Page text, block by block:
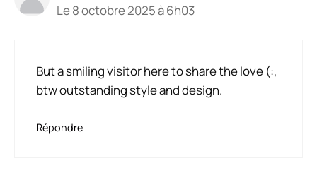
Le 8 octobre 2025 à 6h03
But a smiling visitor here to share the love (:,
btw outstanding style and design.
Répondre